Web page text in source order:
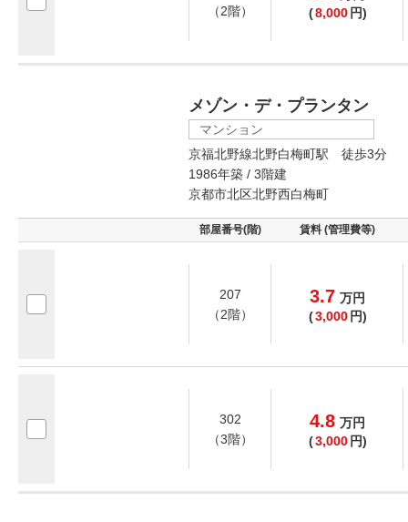
（2階）
(8,000 円)
メゾン・デ・プランタン
マンション
京福北野線北野白梅町駅 徒歩3分
1986年築 / 3階建
京都市北区北野西白梅町
部屋番号(階) 賃料 (管理費等)
207
（2階）
3.7 万円
(3,000 円)
302
（3階）
4.8 万円
(3,000 円)